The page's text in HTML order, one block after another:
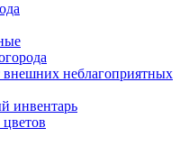
неблагоприятных
инвентарь